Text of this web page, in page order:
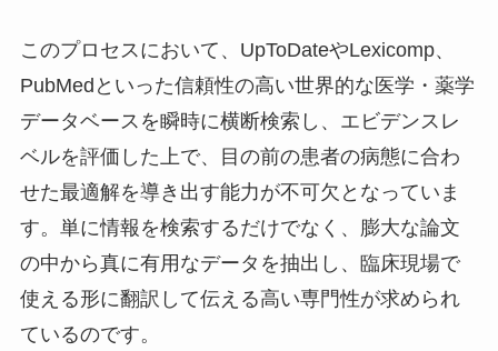
このプロセスにおいて、UpToDateやLexicomp、
PubMedといった信頼性の高い世界的な医学・薬学
データベースを瞬時に横断検索し、エビデンスレ
ベルを評価した上で、目の前の患者の病態に合わ
せた最適解を導き出す能力が不可欠となっていま
す。単に情報を検索するだけでなく、膨大な論文
の中から真に有用なデータを抽出し、臨床現場で
使える形に翻訳して伝える高い専門性が求められ
ているのです。